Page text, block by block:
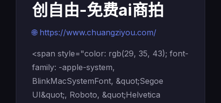
创自由-免费ai商拍
🌐 https://www.chuangziyou.com/
<span style="color: rgb(29, 35, 43); font-
family: -apple-system,
BlinkMacSystemFont, &quot;Segoe
UI&quot;, Roboto, &quot;Helvetica